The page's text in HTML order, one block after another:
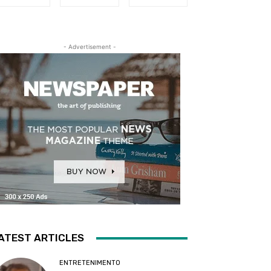
- Advertisement -
ARTICLES
ENTRETENIMENTO